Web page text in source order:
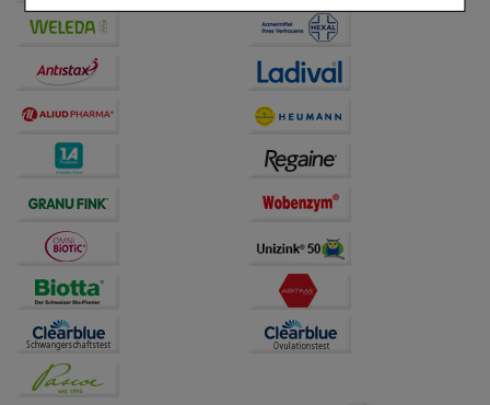
Einkaufserlebnis noch ansprechender zu gestalten,
beispielsweise für die Wiedererkennung des
Verhaltensweisen (z.B. Spracheinstellung)
anzupassen. Komfort-Cookies ermöglichen es uns
auch auf Ihre Bedürfnisse zugeschrittene Inhalte
anzuzeigen und unser Partnerprogramm zu
betreiben.
Informationen über die Art und Weise der Nutzung
unserer Website sammeln, mit deren Hilfe wir unsere
Website weiter für Sie optimieren können, den Inhalt
auf unserer Website aber auch die Werbung auf
Drittseiten möglichst relevant für Sie zu gestalten.
Bitte beachten Sie, dass Daten hierfür teilweise an
Dritte wie z.B. Google oder soziale Medien
übertragen werden.